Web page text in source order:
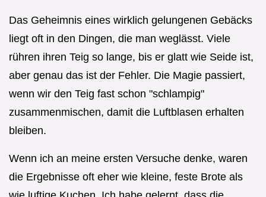
Das Geheimnis eines wirklich gelungenen Gebäcks
liegt oft in den Dingen, die man weglässt. Viele
rühren ihren Teig so lange, bis er glatt wie Seide ist,
aber genau das ist der Fehler. Die Magie passiert,
wenn wir den Teig fast schon "schlampig"
zusammenmischen, damit die Luftblasen erhalten
bleiben.
Wenn ich an meine ersten Versuche denke, waren
die Ergebnisse oft eher wie kleine, feste Brote als